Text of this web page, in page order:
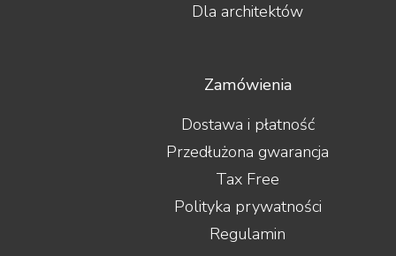
Dla architektów
Zamówienia
Dostawa i płatność
Przedłużona gwarancja
Tax Free
Polityka prywatności
Regulamin